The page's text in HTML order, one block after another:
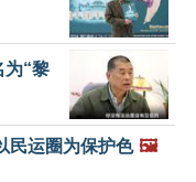
为“黎
民运圈为保护色 🖼️